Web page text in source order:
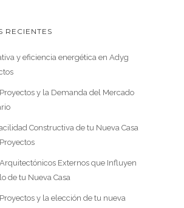
RECIENTES
y eficiencia energética en Adyg
y la Demanda del Mercado
Constructiva de tu Nueva Casa
Externos que Influyen
de tu Nueva Casa
y la elección de tu nueva